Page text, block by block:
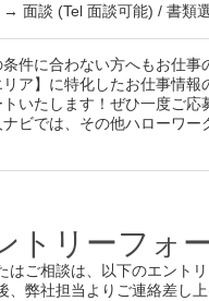
→ 面談 (Tel 面談可能) / 書類
条件に合わない方へもお仕
リア】に特化したお仕事情
トいたします！ぜひ一度ご
ナビでは、その他ハローワ
トリーフォ
ご相談は、
以下のエント
、弊社担当よりご連絡差し